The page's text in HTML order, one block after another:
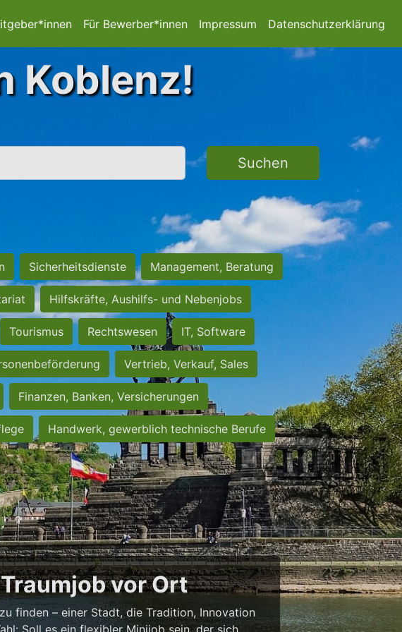
Für Bewerber*innen Impressum Datenschutzerklärung
Koblenz!
Suchen
Sicherheitsdienste Management, Beratung
Hilfskräfte, Aushilfs- und Nebenjobs
Tourismus Rechtswesen IT, Software
Vertrieb, Verkauf, Sales
Finanzen, Banken, Versicherungen
Handwerk, gewerblich technische Berufe
vor Ort
finden – einer Stadt, die Tradition, Innovation